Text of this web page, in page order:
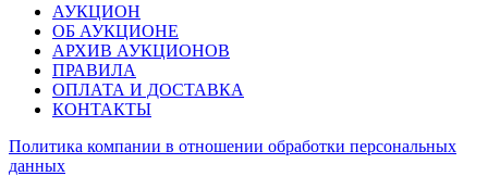
АУКЦИОН
ОБ АУКЦИОНЕ
АРХИВ АУКЦИОНОВ
ПРАВИЛА
ОПЛАТА И ДОСТАВКА
КОНТАКТЫ
Политика компании в отношении обработки персональных
данных